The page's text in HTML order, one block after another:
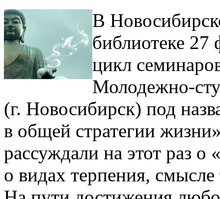
В
библиотеке 27
цикл
Молодежно-
(г. Новосибирск) под
в общей стратегии
рассуждали на этот раз
о видах терпения,